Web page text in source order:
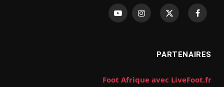
فيسبوك
X
الانستغراميوتيوب
PARTENAIRES
Foot Afrique avec LiveFoot.fr